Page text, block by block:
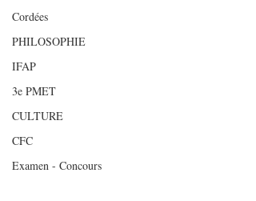
Cordées
PHILOSOPHIE
IFAP
3e PMET
CULTURE
CFC
Examen - Concours